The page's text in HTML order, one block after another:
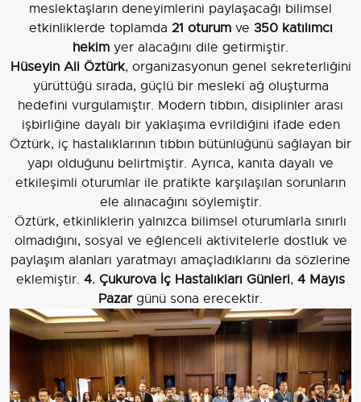
meslektaşların deneyimlerini paylaşacağı bilimsel
etkinliklerde toplamda 21 oturumve 350 katılımcı
hekim yer alacağını dile getirmiştir.
Hüseyin Ali Öztürk, organizasyonun genel sekreterliğini
yürüttüğü sırada, güçlü bir mesleki ağ oluşturma
hedefini vurgulamıştır. Modern tıbbın, disiplinler arası
işbirliğine dayalı bir yaklaşıma evrildiğini ifade eden
Öztürk, iç hastalıklarının tıbbın bütünlüğünü sağlayan bir
yapı olduğunu belirtmiştir. Ayrıca, kanıta dayalı ve
etkileşimli oturumlar ile pratikte karşılaşılan sorunların
ele alınacağını söylemiştir.
Öztürk, etkinliklerin yalnızca bilimsel oturumlarla sınırlı
olmadığını, sosyal ve eğlenceli aktivitelerle dostluk ve
paylaşım alanları yaratmayı amaçladıklarını da sözlerine
eklemiştir. 4. Çukurova İç Hastalıkları Günleri, 4 Mayıs
Pazargünü sona erecektir.